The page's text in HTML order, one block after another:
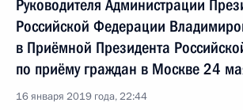
Руководителя Администрации
Российской Федерации
в Приёмной Президента
по приёму граждан в Москве 24
16 января 2019 года, 22:44